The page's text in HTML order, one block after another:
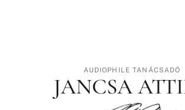
AUDIOPHILE TANÁCSADÓ
JANCSA